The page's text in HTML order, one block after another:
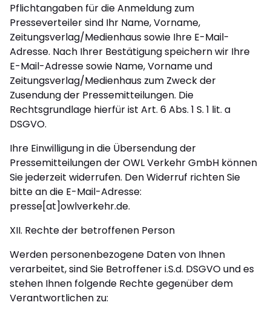
Pflichtangaben für die Anmeldung zum
Presseverteiler sind Ihr Name, Vorname,
Zeitungsverlag/Medienhaus sowie Ihre E-Mail-
Adresse. Nach Ihrer Bestätigung speichern wir Ihre
E-Mail-Adresse sowie Name, Vorname und
Zeitungsverlag/Medienhaus zum Zweck der
Zusendung der Pressemitteilungen. Die
Rechtsgrundlage hierfür ist Art. 6 Abs. 1 S. 1 lit. a
DSGVO.
Ihre Einwilligung in die Übersendung der
Pressemitteilungen der OWL Verkehr GmbH können
Sie jederzeit widerrufen. Den Widerruf richten Sie
bitte an die E-Mail-Adresse:
presse[at]owlverkehr.de.
XII. Rechte der betroffenen Person
Werden personenbezogene Daten von Ihnen
verarbeitet, sind Sie Betroffener i.S.d. DSGVO und es
stehen Ihnen folgende Rechte gegenüber dem
Verantwortlichen zu: